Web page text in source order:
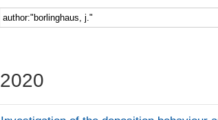
2020